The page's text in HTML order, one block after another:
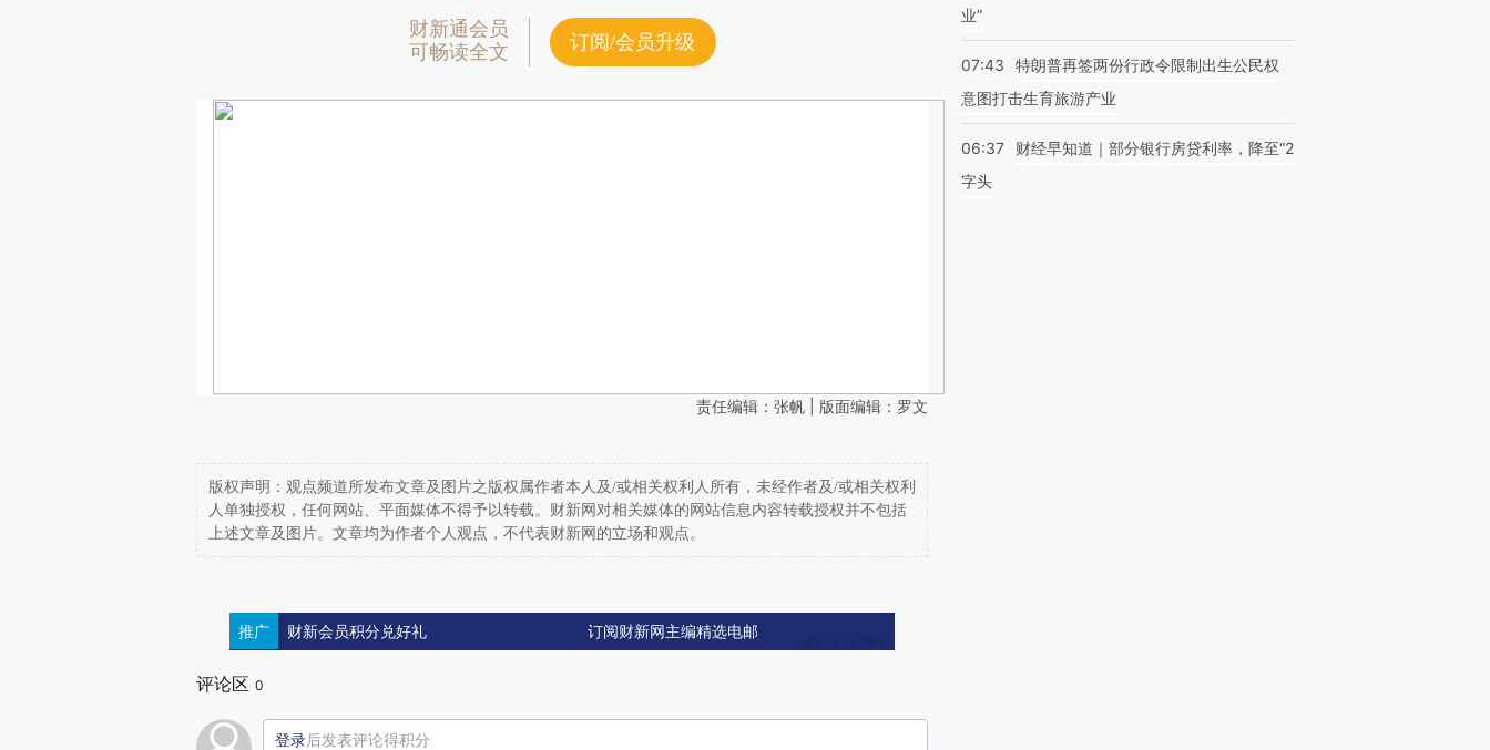
财新通会员
可畅读全文
订阅/会员升级
责任编辑：张帆 | 版面编辑：罗文
版权声明：观点频道所发布文章及图片之版权属作者本人及/或相关权利人所有，未经作者及/或相关权利
人单独授权，任何网站、平面媒体不得予以转载。财新网对相关媒体的网站信息内容转载授权并不包括
上述文章及图片。文章均为作者个人观点，不代表财新网的立场和观点。
推广 财新会员积分兑好礼 订阅财新网主编精选电邮
评论区 0
登录后发表评论得积分
业”
07:43
特朗普再签两份行政令限制出生公民权
意图打击生育旅游产业
06:37
财经早知道｜部分银行房贷利率，降至“2
字头